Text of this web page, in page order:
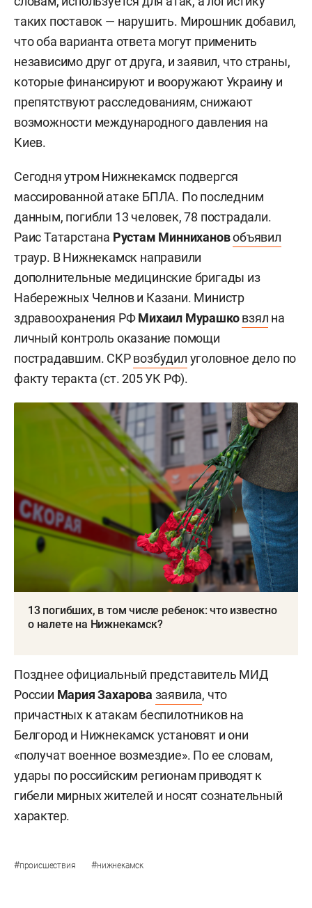
таких поставок — нарушить. Мирошник добавил,
что оба варианта ответа могут применить
независимо друг от друга, и заявил, что страны,
которые финансируют и вооружают Украину и
препятствуют расследованиям, снижают
возможности международного давления на
Киев.
Сегодня утром Нижнекамск подвергся
массированной атаке БПЛА. По последним
данным, погибли 13 человек, 78 пострадали.
Раис Татарстана Рустам Миннихановобъявил
траур. В Нижнекамск направили
дополнительные медицинские бригады из
Набережных Челнов и Казани. Министр
здравоохранения РФМихаил Мурашко взял на
личный контроль оказание помощи
пострадавшим. СКРвозбудил уголовное дело по
факту теракта (ст. 205 УК РФ).
13 погибших, в том числе ребенок: что известно
о налете на Нижнекамск?
Позднее официальный представитель МИД
России Мария Захарова заявила, что
причастных к атакам беспилотников на
Белгород и Нижнекамск установят и они
«получат военное возмездие». По ее словам,
удары по российским регионам приводят к
гибели мирных жителей и носят сознательный
характер.
#происшествия #нижнекамск